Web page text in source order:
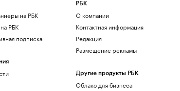
на РБК
РБК
подписка
РБК
О компании
Контактная информация
Редакция
Размещение рекламы
Другие продукты РБК
Облако для бизнеса